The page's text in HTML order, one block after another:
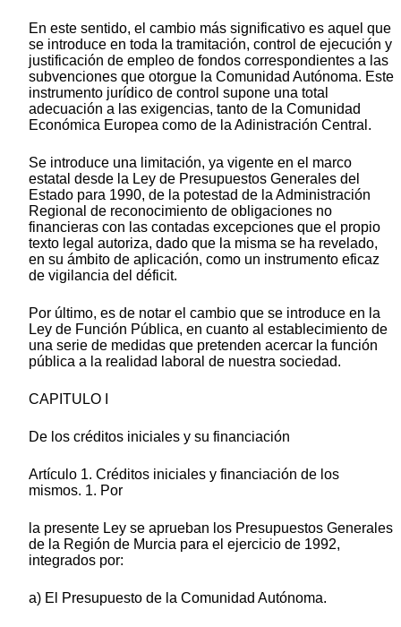
En este sentido, el cambio más significativo es aquel que
se introduce en toda la tramitación, control de ejecución y
justificación de empleo de fondos correspondientes a las
subvenciones que otorgue la Comunidad Autónoma. Este
instrumento jurídico de control supone una total
adecuación a las exigencias, tanto de la Comunidad
Económica Europea como de la Adinistración Central.
Se introduce una limitación, ya vigente en el marco
estatal desde la Ley de Presupuestos Generales del
Estado para 1990, de la potestad de la Administración
Regional de reconocimiento de obligaciones no
financieras con las contadas excepciones que el propio
texto legal autoriza, dado que la misma se ha revelado,
en su ámbito de aplicación, como un instrumento eficaz
de vigilancia del déficit.
Por último, es de notar el cambio que se introduce en la
Ley de Función Pública, en cuanto al establecimiento de
una serie de medidas que pretenden acercar la función
pública a la realidad laboral de nuestra sociedad.
CAPITULO I
De los créditos iniciales y su financiación
Artículo 1. Créditos iniciales y financiación de los
mismos. 1. Por
la presente Ley se aprueban los Presupuestos Generales
de la Región de Murcia para el ejercicio de 1992,
integrados por:
a) El Presupuesto de la Comunidad Autónoma.